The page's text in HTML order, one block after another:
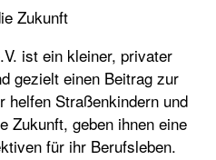
Zukunft
ist ein kleiner, privater
gezielt einen Beitrag zur
Straßenkindern und
Zukunft, geben ihnen eine
für ihr Berufsleben.